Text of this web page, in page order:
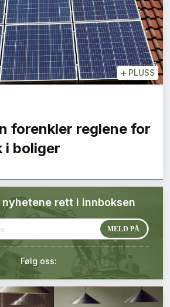
+ PLUSS
forenkler reglene for
i boliger
nyhetene rett i innboksen
Følg oss: